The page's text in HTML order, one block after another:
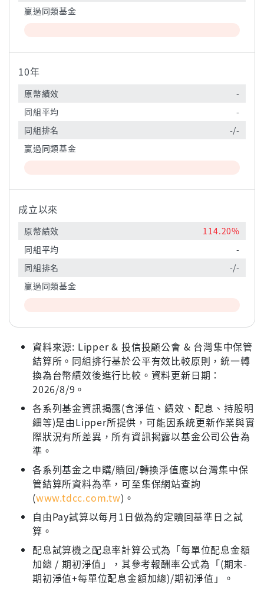
贏過同類基金
10年
原幣績效
-
同組平均
-
同組排名
-/-
贏過同類基金
成立以來
原幣績效
114.20%
同組平均
-
同組排名
-/-
贏過同類基金
資料來源: Lipper & 投信投顧公會 & 台灣集中保管
結算所。同組排行基於公平有效比較原則，統一轉
換為台幣績效後進行比較。資料更新日期：
2026/8/9。
各系列基金資訊揭露(含淨值、績效、配息、持股明
細等)是由Lipper所提供，可能因系統更新作業與實
際狀況有所差異，所有資訊揭露以基金公司公告為
準。
各系列基金之申購/贖回/轉換淨值應以台灣集中保
管結算所資料為準，可至集保網站查詢
(www.tdcc.com.tw)。
自由Pay試算以每月1日做為約定贖回基準日之試
算。
配息試算機之配息率計算公式為「每單位配息金額
加總 / 期初淨值」，其參考報酬率公式為「(期末-
期初淨值+每單位配息金額加總)/期初淨值」。